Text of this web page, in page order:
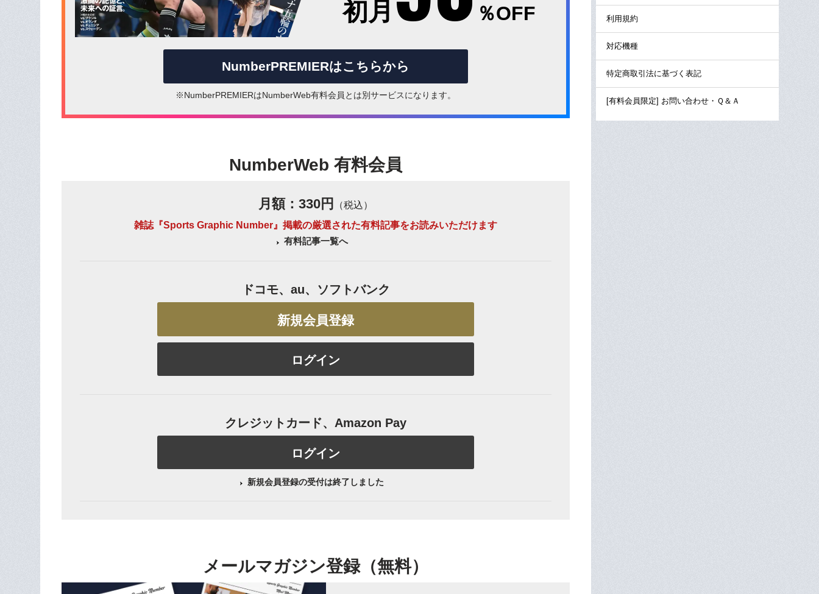
初月 ％OFF
NumberPREMIERはこちらから
※NumberPREMIERはNumberWeb有料会員とは別サービスになります。
NumberWeb 有料会員
月額：330円
（税込）
雑誌『Sports Graphic Number』掲載の厳選された有料記事をお読みいただけます
有料記事一覧へ
ドコモ、au、ソフトバンク
新規会員登録
ログイン
クレジットカード、Amazon Pay
ログイン
新規会員登録の受付は終了しました
メールマガジン登録（無料）
利用規約
対応機種
特定商取引法に基づく表記
[有料会員限定] お問い合わせ・Ｑ＆Ａ